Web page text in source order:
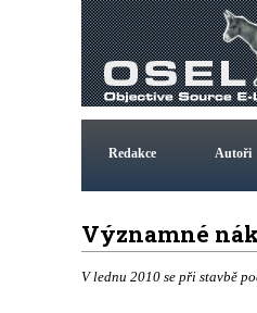
Redakce Autoři
Významné
V lednu 2010 se při stavbě